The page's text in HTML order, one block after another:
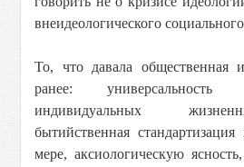
внеидеологического
То, что давала общественная
ранее:
индивидуальных
бытийственная
мере, аксиологическую